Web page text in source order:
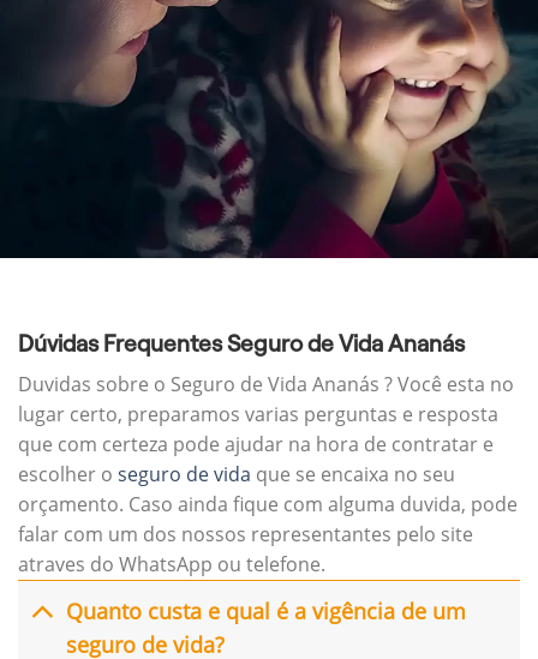
Dúvidas Frequentes Seguro de Vida Ananás
Duvidas sobre o Seguro de Vida Ananás ? Você esta no
lugar certo, preparamos varias perguntas e resposta
que com certeza pode ajudar na hora de contratar e
escolher o seguro de vida que se encaixa no seu
orçamento. Caso ainda fique com alguma duvida, pode
falar com um dos nossos representantes pelo site
atraves do WhatsApp ou telefone.
Quanto custa e qual é a vigência de um
seguro de vida?